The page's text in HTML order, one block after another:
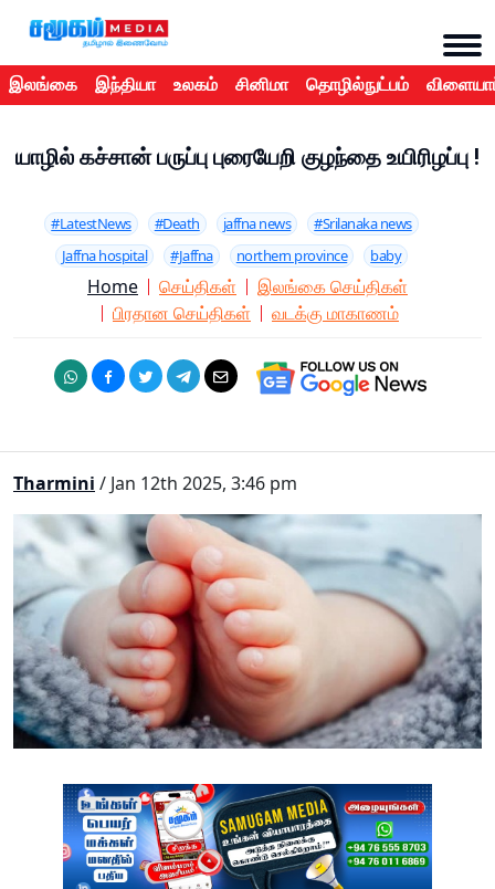
இலங்கை இந்தியா உலகம் சினிமா தொழில்நுட்பம்
யாழில் கச்சான் பருப்பு புரையேறி குழந்தை உயிரிழப்பு !
#LatestNews #Death jaffna news
#Srilanaka news
Jaffna hospital
#Jaffna northern province baby
Home செய்திகள்
இலங்கை செய்திகள்
பிரதான செய்திகள்
வடக்கு மாகாணம்
Tharmini / Jan 12th 2025, 3:46 pm